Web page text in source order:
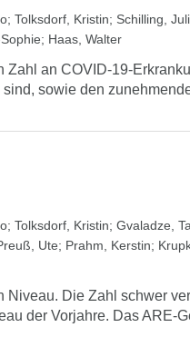
; Tolksdorf, Kristin; Schilling,
; Haas, Walter
Zahl an COVID-19-
sowie den
; Tolksdorf, Kristin; Gvaladze,
Ute; Prahm, Kerstin;
Niveau. Die Zahl schwer
der Vorjahre. Das ARE-